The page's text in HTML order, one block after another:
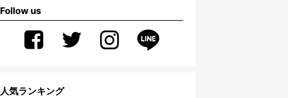
Follow us
人気ランキング